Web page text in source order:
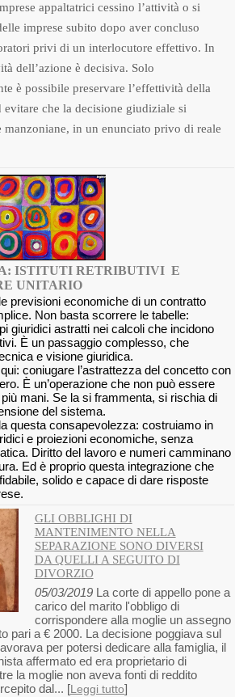
appaltatrici cessino l’attività o si
imprese subito dopo aver concluso
privi di un interlocutore effettivo. In
dell’azione è decisiva. Solo
è possibile preservare l’effettività della
che la decisione giudiziale si
in un enunciato privo di reale
ISTITUTI RETRIBUTIVI E
UNITARIO
previsioni economiche di un contratto
Non basta scorrere le tabelle:
giuridici astratti nei calcoli che incidono
È un passaggio complesso, che
e visione giuridica.
coniugare l’astrattezza del concetto con
È un’operazione che non può essere
mani. Se la si frammenta, si rischia di
del sistema.
questa consapevolezza: costruiamo in
e proiezioni economiche, senza
Diritto del lavoro e numeri camminano
Ed è proprio questa integrazione che
solido e capace di dare risposte
GLI OBBLIGHI DI
MANTENIMENTO NELLA
SEPARAZIONE SONO DIVERSI
DA QUELLI A SEGUITO DI
DIVORZIO
05/03/2019La corte di appello pone a
carico del marito l'obbligo di
corrispondere alla moglie un assegno
pari a € 2000. La decisione poggiava sul
per potersi dedicare alla famiglia, il
affermato ed era proprietario di
la moglie non aveva fonti di reddito
dal... [Leggi tutto]